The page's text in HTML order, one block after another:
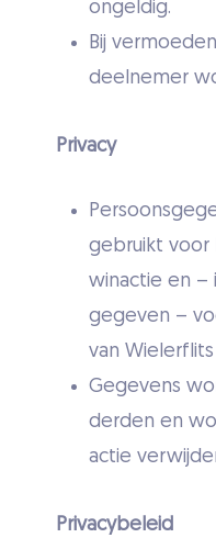
ongeldig.
Bij
deelnemer
Privacy
gebruikt voor
winactie en –
gegeven –
van
Gegevens
derden en
actie
Privacybeleid